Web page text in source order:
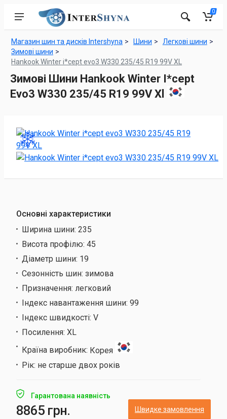
0
Магазин шин та дисків Intershyna Шини
Легкові шини
Зимові шини
Hankook Winter i*cept evo3 W330 235/45 R19 99V XL
Зимові Шини Hankook Winter I*cept
Evo3 W330 235/45 R19 99V Xl
Основні характеристики
Ширина шини: 235
Висота профілю: 45
Діаметр шини: 19
Сезонність шин: зимова
Призначення: легковий
Індекс навантаження шини: 99
Індекс швидкості: V
Посилення: XL
Країна виробник: Корея
Рік: не старше двох років
Гарантована наявність
8865 грн. Швидке замовлення